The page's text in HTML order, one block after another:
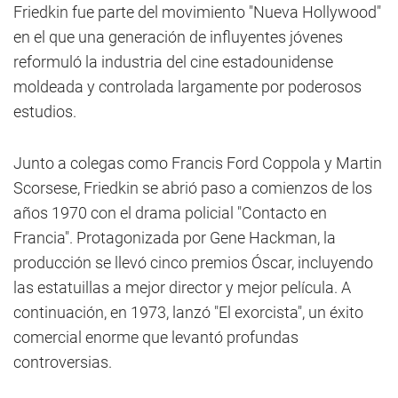
Friedkin fue parte del movimiento "Nueva Hollywood"
en el que una generación de influyentes jóvenes
reformuló la industria del cine estadounidense
moldeada y controlada largamente por poderosos
estudios.
Junto a colegas como Francis Ford Coppola y Martin
Scorsese, Friedkin se abrió paso a comienzos de los
años 1970 con el drama policial "Contacto en
Francia". Protagonizada por Gene Hackman, la
producción se llevó cinco premios Óscar, incluyendo
las estatuillas a mejor director y mejor película. A
continuación, en 1973, lanzó "El exorcista", un éxito
comercial enorme que levantó profundas
controversias.